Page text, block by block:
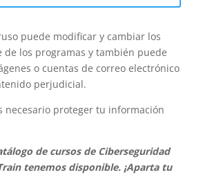
puede modificar y cambiar los
de los programas y también puede
o cuentas de correo electrónico
perjudicial.
necesario proteger tu información
de cursos de Ciberseguridad
tenemos disponible. ¡Aparta tu